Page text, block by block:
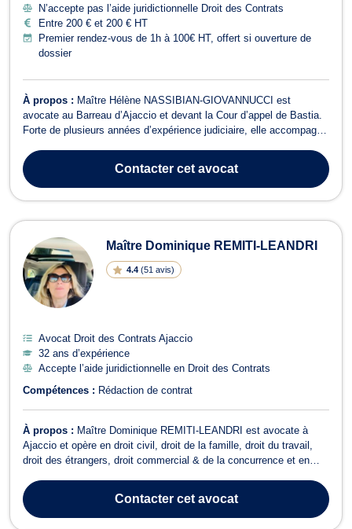
N’accepte pas l’aide juridictionnelle Droit des Contrats
Entre 200 € et 200 € HT
Premier rendez-vous de 1h à 100€ HT, offert si ouverture de
dossier
À propos : Maître Hélène NASSIBIAN-GIOVANNUCCI est
avocate au Barreau d’Ajaccio et devant la Cour d’appel de Bastia.
Forte de plusieurs années d’expérience judiciaire, elle accompagne
intérêts, en conseil comme en contentieux. Avocate généraliste,
Maître NASSIBIAN-G...Contactercet avocat
Maître Dominique REMITI-LEANDRI
4.4 (51 avis)
Avocat Droit des Contrats Ajaccio
32 ans d’expérience
Accepte l’aide juridictionnelle en Droit des Contrats
Compétences : Rédaction de contrat
À propos : Maître Dominique REMITI-LEANDRI est avocate à
Ajaccio et opère en droit civil, droit de la famille, droit du travail,
droit des étrangers, droit commercial & de la concurrence et en
notamment en ce qui concerne le droit des contrats, ainsi qu'en
droit de la famill...
Contactercet avocat